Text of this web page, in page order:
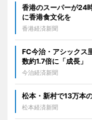
香港のスーパーが24
に香港食文化を
香港経済新聞
FC今治・アシックス
数約1.7倍に「成長」
今治経済新聞
松本・新村で13万本
松本経済新聞